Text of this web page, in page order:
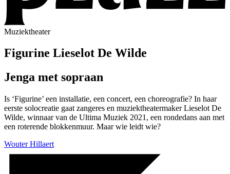
Muziektheater
Figurine Lieselot De Wilde
Jenga met sopraan
Is ‘Figurine’ een installatie, een concert, een choreografie? In haar
eerste solocreatie gaat zangeres en muziektheatermaker Lieselot De
Wilde, winnaar van de Ultima Muziek 2021, een rondedans aan met
een roterende blokkenmuur. Maar wie leidt wie?
Wouter Hillaert